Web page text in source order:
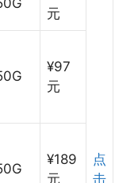
元
点
击
¥97
元
¥189
元